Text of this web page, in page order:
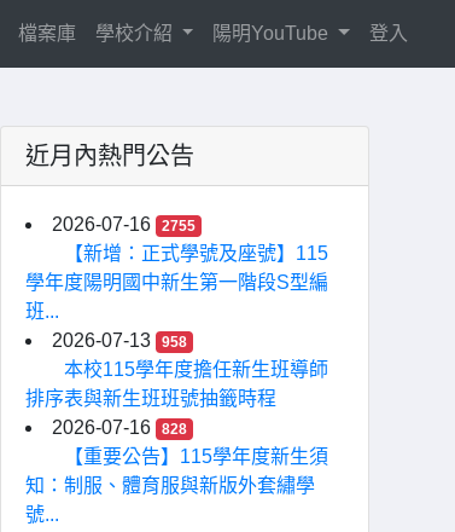
檔案庫 學校介紹 陽明YouTube 登入
近月內熱門公告
2026-07-16 2755
【新增：正式學號及座號】115
學年度陽明國中新生第一階段S型編
班...
2026-07-13
958
本校115學年度擔任新生班導師
排序表與新生班班號抽籤時程
2026-07-16
828
【重要公告】115學年度新生須
知：制服、體育服與新版外套繡學
號...